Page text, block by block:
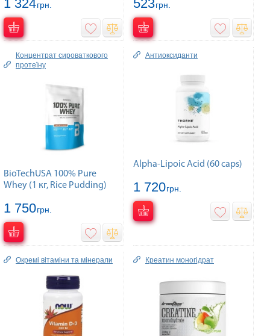
1 324грн. 523грн.
Концентрат сироваткового
протеїну
BioTechUSA 100% Pure
Whey (1 кг, Rice Pudding)
1 750грн.
Антиоксиданти
Alpha-Lipoic Acid (60 caps)
1 720грн.
Окремі вітаміни та мінерали Креатин моногідрат